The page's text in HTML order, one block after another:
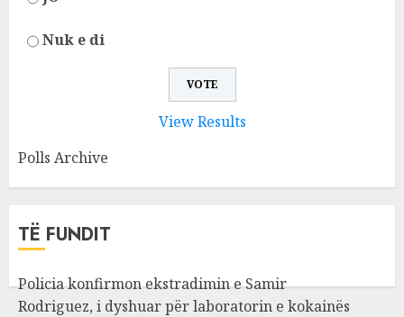
Nuk e di
View Results
Polls Archive
TË FUNDIT
Policia konfirmon ekstradimin e Samir
Rodriguez, i dyshuar për laboratorin e kokainës